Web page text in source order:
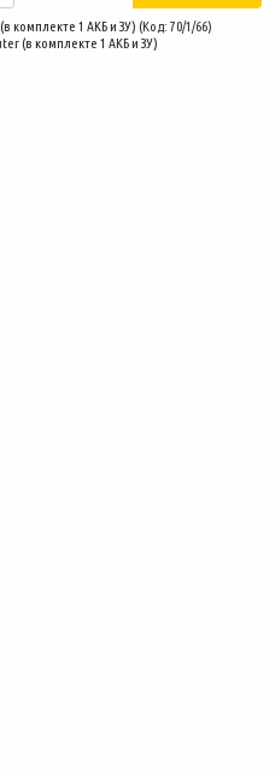
комплекте 1 АКБ и ЗУ) (Код:70/1/66)